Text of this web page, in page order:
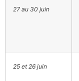
27 au 30 juin
25 et 26 juin